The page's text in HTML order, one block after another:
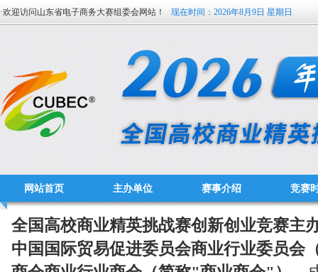
·欢迎访问山东省电子商务大赛组委会网站！ 现在时间： 2026年8月9日 星期日
网站首页 主办单位 赛事介绍 竞赛
全国高校商业精英挑战赛创新创业竞赛主
中国国际贸易促进委员会商业行业委员